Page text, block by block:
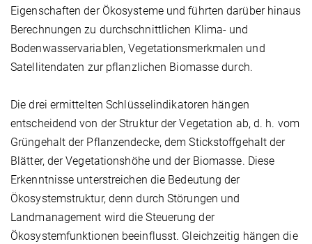
Eigenschaften der Ökosysteme und führten darüber hinaus
Berechnungen zu durchschnittlichen Klima- und
Bodenwasservariablen, Vegetationsmerkmalen und
Satellitendaten zur pflanzlichen Biomasse durch.
Die drei ermittelten Schlüsselindikatoren hängen
entscheidend von der Struktur der Vegetation ab, d. h. vom
Grüngehalt der Pflanzendecke, dem Stickstoffgehalt der
Blätter, der Vegetationshöhe und der Biomasse. Diese
Erkenntnisse unterstreichen die Bedeutung der
Ökosystemstruktur, denn durch Störungen und
Landmanagement wird die Steuerung der
Ökosystemfunktionen beeinflusst. Gleichzeitig hängen die